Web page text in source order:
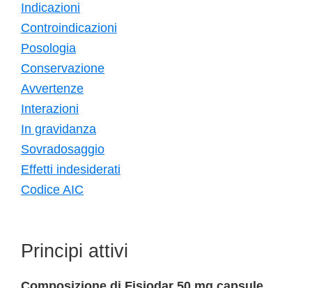
Indicazioni
Controindicazioni
Posologia
Conservazione
Avvertenze
Interazioni
In gravidanza
Sovradosaggio
Effetti indesiderati
Codice AIC
Principi attivi